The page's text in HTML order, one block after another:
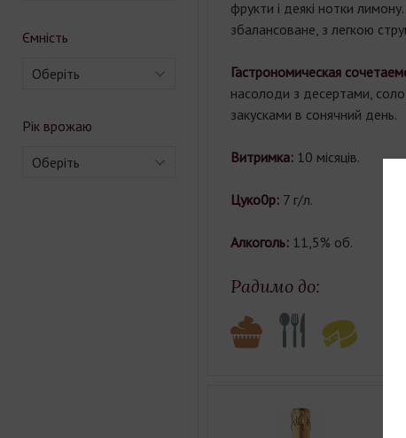
Ємність
Оберіть
Рік врожаю
Оберіть
фрукти і деякі нотки
збалансоване, з легкою
Гастрономическая
насолоди з десертами,
закусками в сонячний день.
Витримка: 10 місяців.
Цуко0р: 7 г/л.
Алкоголь: 11,5% об.
Радимо до: